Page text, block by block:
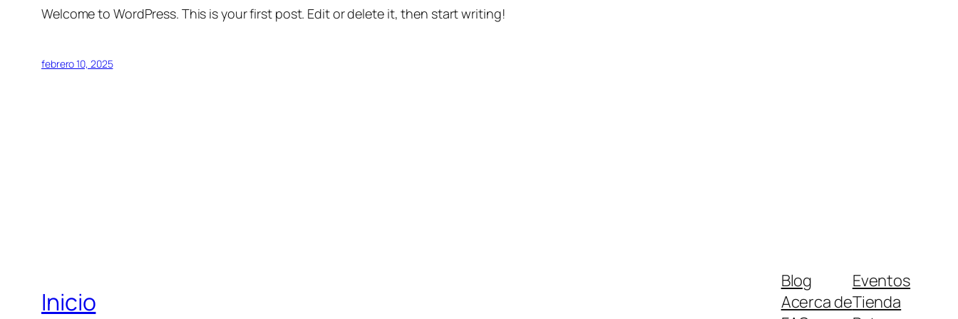
Welcome to WordPress. This is your first post. Edit or delete it, then start writing!
febrero 10, 2025
Inicio
Blog
Acerca de
Eventos
Tienda